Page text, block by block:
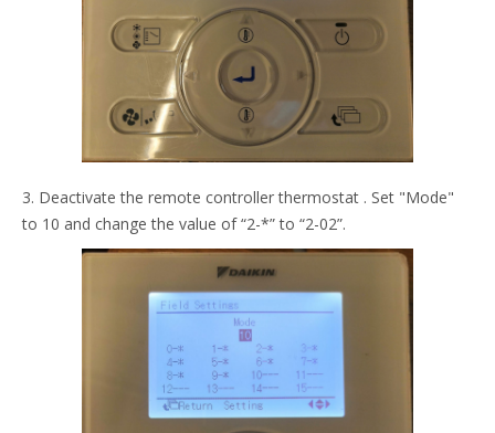
3. Deactivate the remote controller thermostat . Set "Mode"
to 10 and change the value of “2-*” to “2-02”.